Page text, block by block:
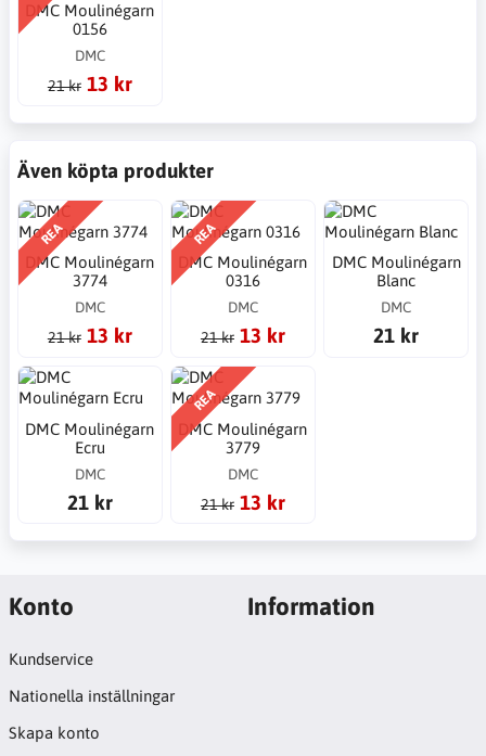
DMC Moulinégarn
0156
DMC
21 kr 13 kr
Även köpta produkter
REA
DMC Moulinégarn
3774
DMC
21 kr 13 kr
REA
DMC Moulinégarn
0316
DMC
21 kr 13 kr
DMC Moulinégarn
Blanc
DMC
21 kr
DMC Moulinégarn
Ecru
DMC
21 kr
REA
DMC Moulinégarn
3779
DMC
21 kr 13 kr
Konto
Kundservice
Nationella inställningar
Skapa konto
Information